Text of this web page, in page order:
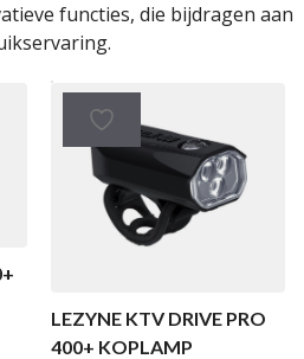
functies, die bijdragen aan
LEZYNE KTV DRIVE PRO
400+ KOPLAMP